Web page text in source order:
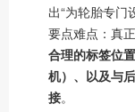
出“为轮胎专门
要点难点：真
合理的标签位
机）、以及与
接。